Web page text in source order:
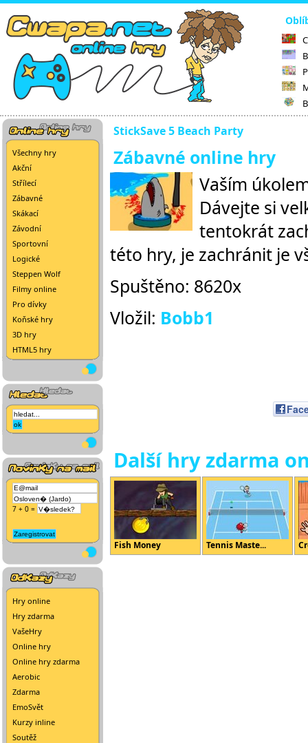
Všechny hry
Akční
Střílecí
Zábavné
Skákací
Závodní
Sportovní
Logické
Steppen Wolf
Filmy online
Pro dívky
Koňské hry
3D hry
HTML5 hry
7 + 0 =
Hry online
Hry zdarma
VašeHry
Online hry
Online hry zdarma
Aerobic
Zdarma
EmoSvět
Kurzy inline
Soutěž
StickSave 5 Beach Party
Zábavné online hry
Vaším
Dávejte si
tentokrát
této hry, je zachránit je
Spuštěno: 8620x
Vložil: Bobb1
Další hry zdarma
Fish Money Tennis Maste...